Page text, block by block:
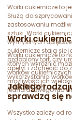
Worki cukiernicze to
Służą do
zastosowaniu
sztuki. Worki
wymyślnych
cukiernicze stają się
ozdobiony tort, czy
apetyt i zachęcić do
wykorzystania
cukiernictwie.
Worki
Worki cukiernicze to
których wyróżnić
worków
możliwość ich
jednorazowego lub
Jakiego
sprawdzą się
Wszystko zależy od